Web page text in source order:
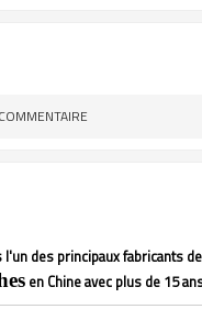
des principaux fabricants de
en Chine avec plus de 15